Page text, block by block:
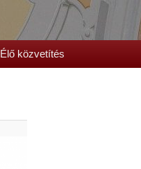
Élő közvetítés